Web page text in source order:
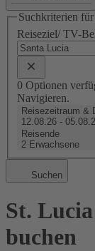
Suchkriterien
Reiseziel/ TV-
0 Optionen
Navigieren.
Reisezeitraum &
12.08.26 -
Reisende
2 Erwachsene
Suchen
St.
buchen